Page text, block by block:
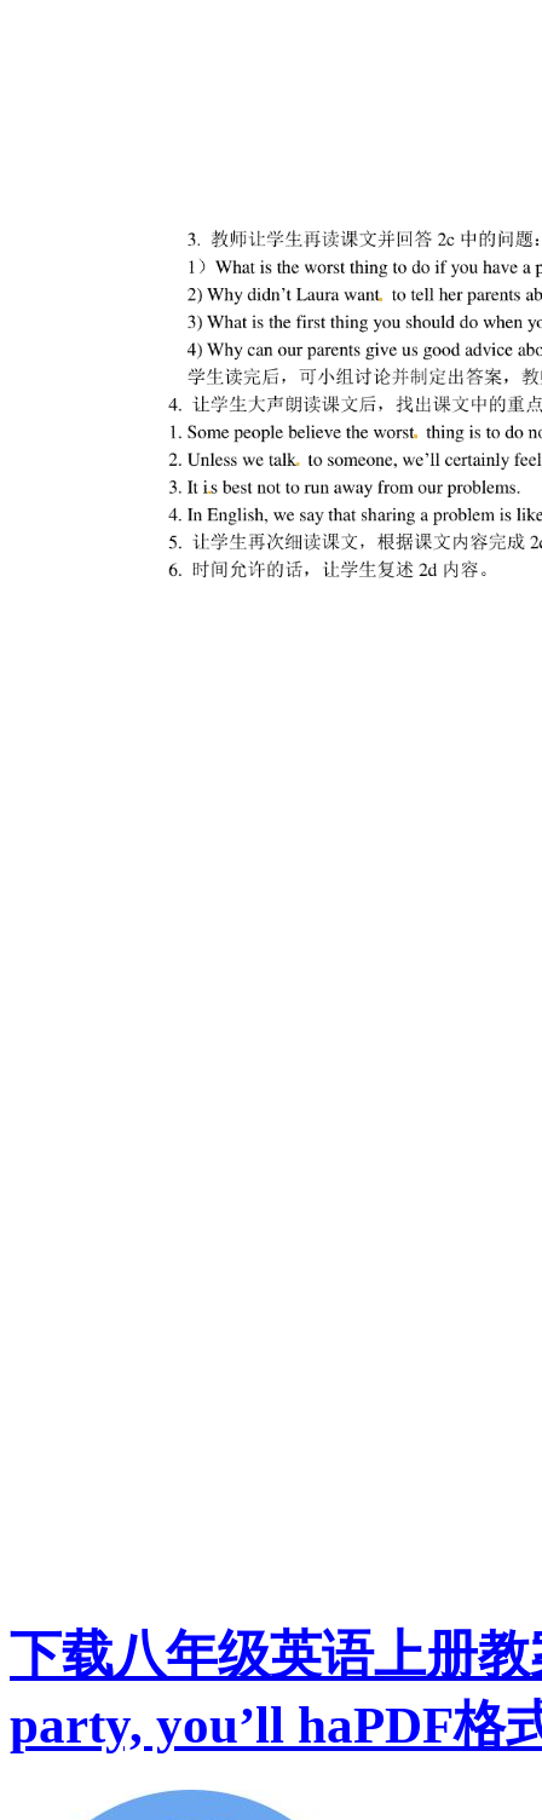
下载八年级英语上册
party, you’ll haPDF格